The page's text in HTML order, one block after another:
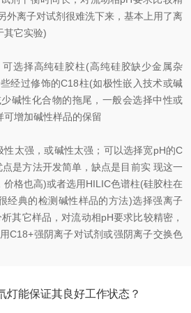
外离子对试剂很难洗下来，基本上用了离
其它实验)
择高纯硅胶柱(高纯硅胶缺少金属杂
经过修饰的C18柱(如极性嵌入技术或碱
碱性化合物的拖尾，一般会选择中性或
增加碱性样品的保留
太强，或碱性太强；可以选择宽pH的C
是方法开发简单，缺点是目前实 现这一
格也高)或者选用HILIC色谱柱(硅胶柱在
经典的检测碱性样品的方法)选择强离子
其它样品，对流动相pH要求比较精密，
C18+强阴离子对试剂或强阴离子交换色
灯能保证其良好工作状态？